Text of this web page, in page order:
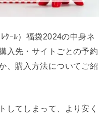
ｸｰﾙ）福袋2024の中身ネ
入先・サイトごとの予約
、購入方法についてご紹
してしまって、より安く